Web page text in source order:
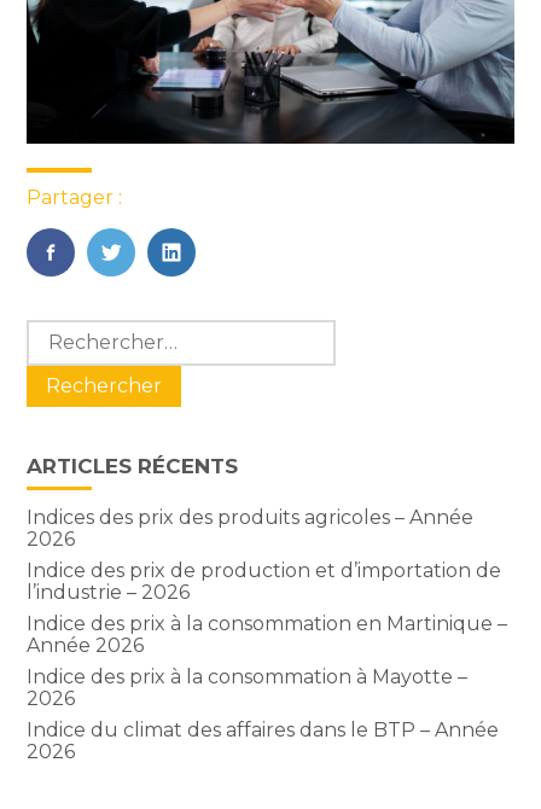
Partager :
FaceBook
TwitterLinkedIn
Blog
sidebar
Rechercher :
ARTICLES RÉCENTS
Indices des prix des produits agricoles – Année
2026
Indice des prix de production et d’importation de
l’industrie – 2026
Indice des prix à la consommation en Martinique –
Année 2026
Indice des prix à la consommation à Mayotte –
2026
Indice du climat des affaires dans le BTP – Année
2026